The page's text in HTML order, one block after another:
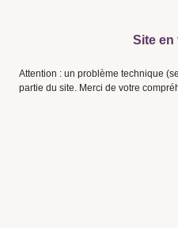
Site en
Attention : un problème technique
partie du site. Merci de votre